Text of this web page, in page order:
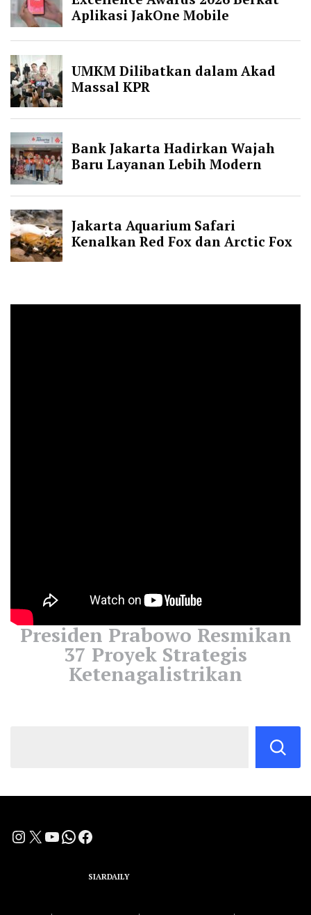
Presiden Prabowo Resmikan
37 Proyek Strategis
Ketenagalistrikan
Instagram
X YouTube
WhatsApp
Facebook
SIARDAILY